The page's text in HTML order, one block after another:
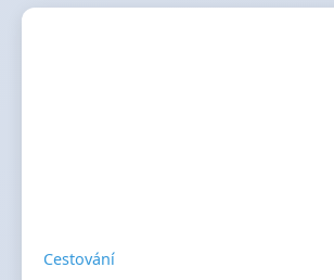
Cestování